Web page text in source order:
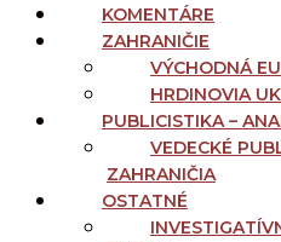
KOMENTÁRE
ZAHRANIČIE
VÝCHODNÁ
HRDINOVIA
PUBLICISTIKA –
VEDECKÉ
ZAHRANIČIA
OSTATNÉ